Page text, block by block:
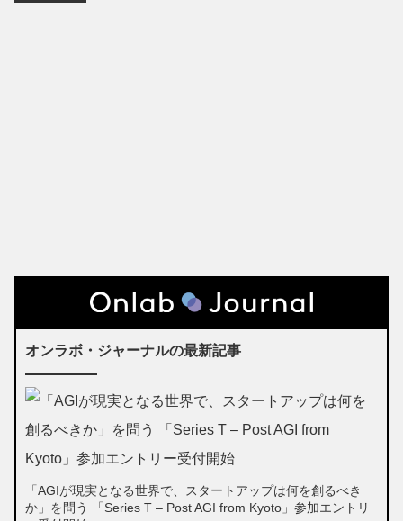
オンラボ・ジャーナルの最新記事
「AGIが現実となる世界で、スタートアップは何を創るべき
か」を問う 「Series T – Post AGI from Kyoto」参加エントリ